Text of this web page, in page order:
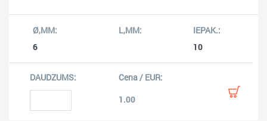
6 10
1.00